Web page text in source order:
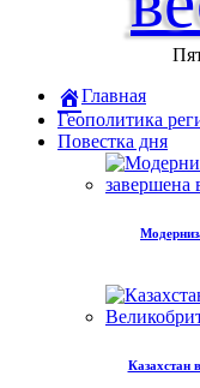
Главная
Геополитика
Повестка дня
Казахстан